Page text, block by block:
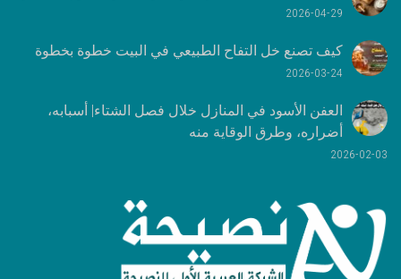
2026-04-29
كيف تصنع خل التفاح الطبيعي في البيت خطوة بخطوة
2026-03-24
العفن الأسود في المنازل خلال فصل الشتاء| أسبابه،
أضراره، وطرق الوقاية منه
2026-02-03